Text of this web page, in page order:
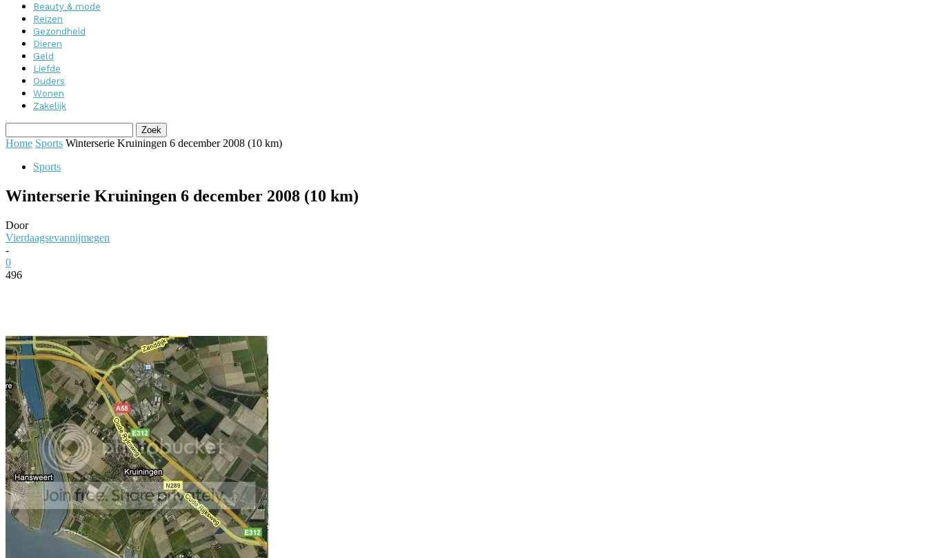
Beauty & mode
Reizen
Gezondheid
Dieren
Geld
Liefde
Ouders
Wonen
Zakelijk
Home Sports Winterserie Kruiningen 6 december 2008 (10 km)
Sports
Winterserie Kruiningen 6 december 2008 (10 km)
Door
Vierdaagsevannijmegen
-
0
496